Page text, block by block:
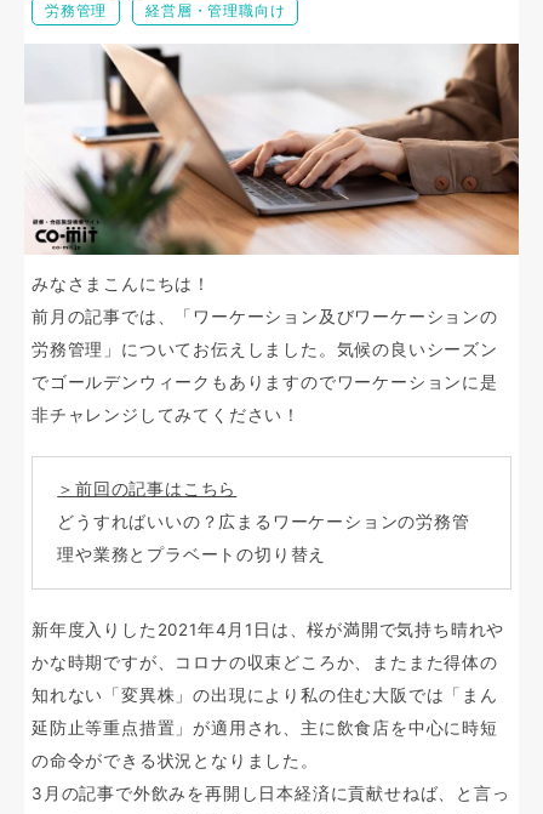
労務管理 経営層・管理職向け
みなさまこんにちは！
前月の記事では、「ワーケーション及びワーケーションの
労務管理」についてお伝えしました。気候の良いシーズン
でゴールデンウィークもありますのでワーケーションに是
非チャレンジしてみてください！
＞前回の記事はこちら
どうすればいいの？広まるワーケーションの労務管
理や業務とプラベートの切り替え
新年度入りした2021年4月1日は、桜が満開で気持ち晴れや
かな時期ですが、コロナの収束どころか、またまた得体の
知れない「変異株」の出現により私の住む大阪では「まん
延防止等重点措置」が適用され、主に飲食店を中心に時短
の命令ができる状況となりました。
3月の記事で外飲みを再開し日本経済に貢献せねば、と言っ